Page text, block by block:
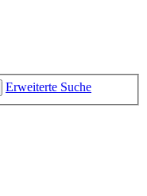
Erweiterte Suche